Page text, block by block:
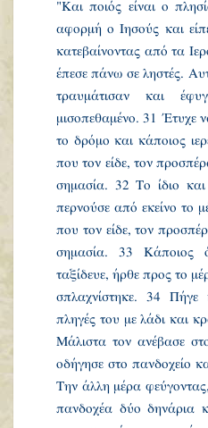
"Και ποιός είναι ο
αφορμή ο Ιησούς και
κατεβαίνοντας από τα
έπεσε πάνω σε ληστές.
τραυμάτισαν και
μισοπεθαμένο. 31 Έτυχε
το δρόμο και κάποιος
που τον είδε, τον
σημασία. 32 Το ίδιο
περνούσε από εκείνο το
που τον είδε, τον
σημασία. 33 Κάποιος
ταξίδευε, ήρθε προς το
σπλαχνίστηκε. 34 Πήγε
πληγές του με λάδι και
Μάλιστα τον ανέβασε
οδήγησε στο πανδοχείο
Την άλλη μέρα
πανδοχέα δύο δηνάρια